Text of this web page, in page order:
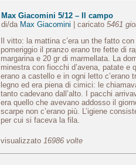
Max Giacomini 5/12 – Il campo
di/da Max Giacomini | caricato 5461
Il vitto: la mattina c’era un the fatto
pomeriggio il pranzo erano tre fette di
margarina e 20 gr di marmellata. La
minestra con fiocchi d’avena, patate e
erano a castello e in ogni letto c’erano
legno ed era piena di cimici: le
tanto cadevano dall’alto. I pacchi
era quello che avevano addosso il
scarpe non c’erano più. L’igiene
per cui si faceva la fila.
visualizzato 16986 volte